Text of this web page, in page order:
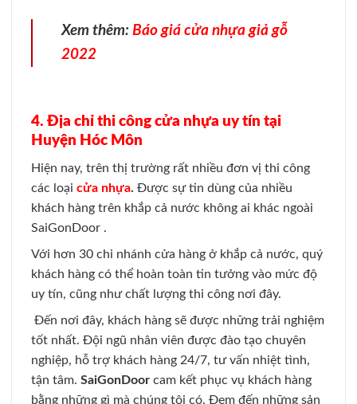
Xem thêm: Báo giá cửa nhựa giả gỗ
2022
4. Địa chỉ thi công cửa nhựa uy tín tại
Huyện Hóc Môn
Hiện nay, trên thị trường rất nhiều đơn vị thi công
các loại cửa nhựa. Được sự tin dùng của nhiều
khách hàng trên khắp cả nước không ai khác ngoài
SaiGonDoor .
Với hơn 30 chi nhánh cửa hàng ở khắp cả nước, quý
khách hàng có thể hoàn toàn tin tưởng vào mức độ
uy tín, cũng như chất lượng thi công nơi đây.
Đến nơi đây, khách hàng sẽ được những trải nghiệm
tốt nhất. Đội ngũ nhân viên được đào tạo chuyên
nghiệp, hỗ trợ khách hàng 24/7, tư vấn nhiệt tình,
tận tâm. SaiGonDoor cam kết phục vụ khách hàng
bằng những gì mà chúng tôi có. Đem đến những sản